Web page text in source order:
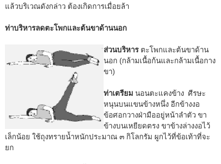
แล้วบริเวณดังกล่าว ต้องเกิดการเมื่อยล้า
ท่าบริหารลดตะโพกและต้นขาด้านนอก
ส่วนบริหารตะโพกและต้นขาด้าน
นอก (กล้ามเนื้อก้นและกล้ามเนื้อกาง
ขา)
ท่าเตรียม นอนตะแคงข้าง ศีรษะ
หนุนบนแขนข้างหนึ่ง อีกข้างงอ
ข้อศอกวางฝ่ามืออยู่หน้าลำตัว ขา
ข้างบนเหยียดตรง ขาข้างล่างงอไว้
เล็กน้อย ใช้ถุงทรายน้ำหนักประมาณ ๓ กิโลกรัม ผูกไว้ที่ข้อเท้าที่จะ
ยก